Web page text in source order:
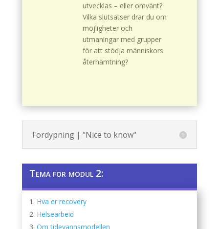
utvecklas – eller omvänt?
Vilka slutsatser drar du om
möjligheter och
utmaningar med grupper
för att stödja människors
återhämtning?
Fordypning | "Nice to know"
Tema for modul 2:
Hva er recovery
Helsearbeid
Om tidevannsmodellen